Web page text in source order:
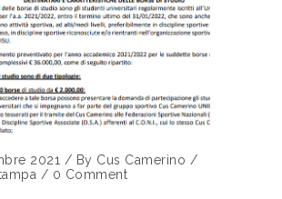
2021 / By Cus Camerino /
/ 0 Comment